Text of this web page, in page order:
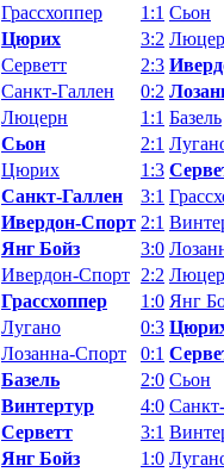
Грассхоппер
1:1 Сьон
Цюрих
3:2
Серветт
2:3
Санкт-Галлен
0:2
Люцерн
1:1 Базель
Сьон
2:1
Цюрих
1:3
Санкт-Галлен
3:1
Ивердон-Спорт 2:1
Янг Бойз
3:0
Ивердон-Спорт 2:2
Грассхоппер
1:0 Янг
Лугано
0:3
Лозанна-Спорт
0:1
Базель
2:0 Сьон
Винтертур
4:0
Серветт
3:1
Янг Бойз
1:0